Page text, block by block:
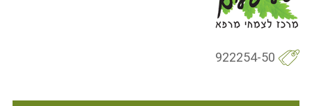
922254-50